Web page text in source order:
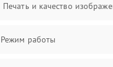
Печать и качество
Режим работы